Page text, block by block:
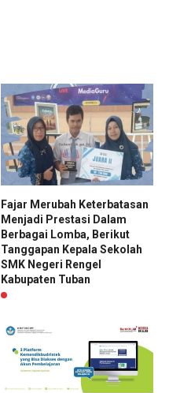
Fajar Merubah Keterbatasan
Menjadi Prestasi Dalam
Berbagai Lomba, Berikut
Tanggapan Kepala Sekolah
SMK Negeri Rengel
Kabupaten Tuban